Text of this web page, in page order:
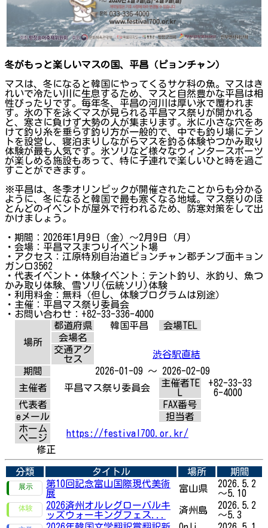
冬がもっと楽しいマスの国、平昌（ピョンチャン）
マスは、冬になると韓国にやってくるサケ科の魚。マスはき
れいで冷たい川に生息するため、マスと自然豊かな平昌は相
性ぴったりです。毎年冬、平昌の河川は厚い氷で覆われま
す。氷の下を泳ぐマスが見られる平昌マス祭りが開かれる
と、寒さに負けず大勢の人が集まります。氷に小さな穴をあ
けて釣り糸を垂らす釣り方が一般的で、中でも釣り場にテン
トを設営し、寝泊まりしながらマスを釣る体験やつかみ取り
体験が最も人気です。氷ソリなど様々なウィンタースポーツ
が楽しめる施設もあって、特に子連れで楽しいひと時を過ご
すことができます。
※平昌は、冬季オリンピックが開催されたことからも分かる
ように、冬になると韓国で最も寒くなる地域。マス祭りのほ
とんどのイベントが屋外で行われるため、防寒対策をして出
かけましょう。
・期間：2026年1月9日（金）〜2月9日（月）
・会場：平昌マスまつりイベント場
・アクセス：江原特別自治道ピョンチャン郡チンブ面キョン
ガンロ3562
・代表イベント・体験イベント：テント釣り、氷釣り、魚つ
かみ取り体験、雪ソリ(伝統ソリ)体験
・利用料金：無料（但し、体験プログラムは別途）
・主催：平昌マス祭り委員会
・お問い合わせ：+82-33-336-4000
場所
都道府県 韓国平昌
会場TEL
会場名
交通アク
セス
渋谷駅直結
期間
2026-01-09 ～ 2026-02-09
主催者
平昌マス祭り委員会
主催者TE
+82-33-33
6-4000
代表者
FAX番号
eメール
担当者
ホーム
ページ
https://festival700.or.kr/
修正
分類 タイトル 場所
期間
第10回記念富山国際現代美術
展
富山県
2026.5.2
～5.10
2026済州オルレグローバルキ
ッズウォーキングフェス...
済州島
2026.5.2
～5.3